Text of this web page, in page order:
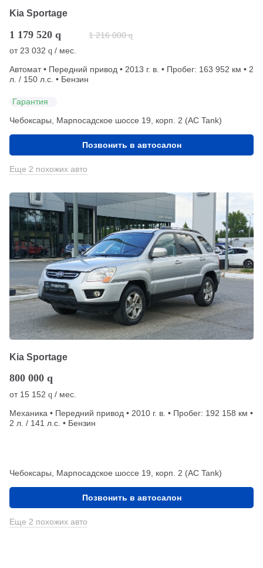
Kia Sportage
1 179 520 q 1 216 000 q
от 23 032 q / мес.
Автомат • Передний привод • 2013 г. в. • Пробег: 163 952 км • 2
л. / 150 л.с. • Бензин
Гарантия
Чебоксары, Марпосадское шоссе 19, корп. 2 (АС Tank)
Позвонить в автосалон
Еще 2 похожих авто
Kia Sportage
800 000 q
от 15 152 q / мес.
Механика • Передний привод • 2010 г. в. • Пробег: 192 158 км •
2 л. / 141 л.с. • Бензин
Чебоксары, Марпосадское шоссе 19, корп. 2 (АС Tank)
Позвонить в автосалон
Еще 2 похожих авто